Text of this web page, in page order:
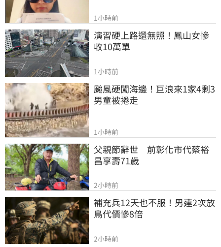
1小時前
演習硬上路還無照！鳳山女慘
收10萬單
1小時前
颱風硬闖海邊！巨浪來1家4剩3
男童被捲走
1小時前
父親節辭世　前彰化市代蔡裕
昌享壽71歲
2小時前
補充兵12天也不服！男連2次放
鳥代價慘8倍
2小時前